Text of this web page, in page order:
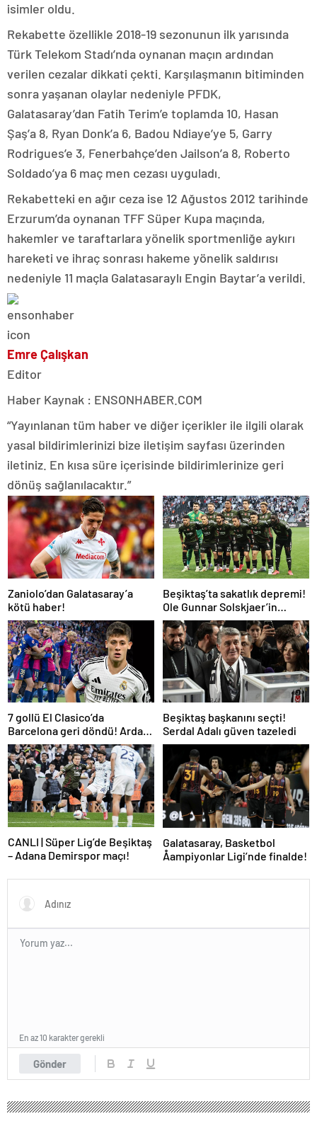
isimler oldu.
Rekabette özellikle 2018-19 sezonunun ilk yarısında
Türk Telekom Stadı’nda oynanan maçın ardından
verilen cezalar dikkati çekti. Karşılaşmanın bitiminden
sonra yaşanan olaylar nedeniyle PFDK,
Galatasaray’dan Fatih Terim’e toplamda 10, Hasan
Şaş’a 8, Ryan Donk’a 6, Badou Ndiaye’ye 5, Garry
Rodrigues’e 3, Fenerbahçe’den Jailson’a 8, Roberto
Soldado’ya 6 maç men cezası uyguladı.
Rekabetteki en ağır ceza ise 12 Ağustos 2012 tarihinde
Erzurum’da oynanan TFF Süper Kupa maçında,
hakemler ve taraftarlara yönelik sportmenliğe aykırı
hareketi ve ihraç sonrası hakeme yönelik saldırısı
nedeniyle 11 maçla Galatasaraylı Engin Baytar’a verildi.
Emre Çalışkan
Editor
Haber Kaynak : ENSONHABER.COM
“Yayınlanan tüm haber ve diğer içerikler ile ilgili olarak
yasal bildirimlerinizi bize iletişim sayfası üzerinden
iletiniz. En kısa süre içerisinde bildirimlerinize geri
dönüş sağlanılacaktır.”
Zaniolo’dan Galatasaray’a
kötü haber!
Beşiktaş’ta sakatlık depremi!
Ole Gunnar Solskjaer’in
tepkisi dikkat çekti
7 gollü El Clasico’da
Barcelona geri döndü! Arda
oynadı, Mbappe yetmedi
Beşiktaş başkanını seçti!
Serdal Adalı güven tazeledi
CANLI | Süper Lig’de Beşiktaş
– Adana Demirspor maçı!
Galatasaray, Basketbol
Åampiyonlar Ligi’nde finalde!
Gönder
En az 10 karakter gerekli